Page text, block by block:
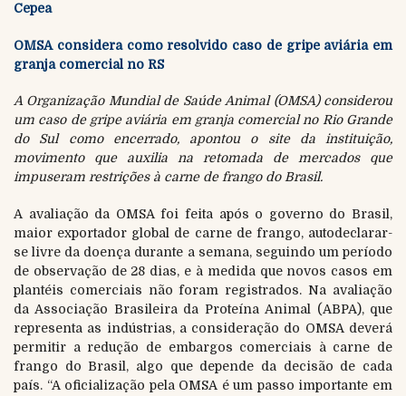
Cepea
OMSA considera como resolvido caso de gripe aviária em
granja comercial no RS
A Organização Mundial de Saúde Animal (OMSA) considerou
um caso de gripe aviária em granja comercial no Rio Grande
do Sul como encerrado, apontou o site da instituição,
movimento que auxilia na retomada de mercados que
impuseram restrições à carne de frango do Brasil.
A avaliação da OMSA foi feita após o governo do Brasil,
maior exportador global de carne de frango, autodeclarar-
se livre da doença durante a semana, seguindo um período
de observação de 28 dias, e à medida que novos casos em
plantéis comerciais não foram registrados. Na avaliação
da Associação Brasileira da Proteína Animal (ABPA), que
representa as indústrias, a consideração do OMSA deverá
permitir a redução de embargos comerciais à carne de
frango do Brasil, algo que depende da decisão de cada
país. “A oficialização pela OMSA é um passo importante em